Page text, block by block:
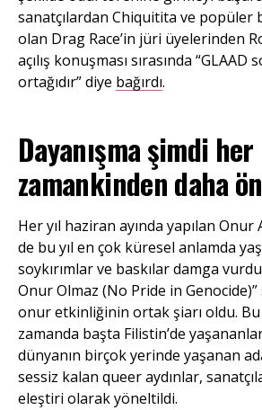
sanatçılardan Chiquitita ve popüler
olan Drag Race’in jüri üyelerinden
açılış konuşması sırasında “GLAAD
ortağıdır” diye bağırdı.
Dayanışma şimdi her
zamankinden daha
Her yıl haziran ayında yapılan
de bu yıl en çok küresel anlamda
soykırımlar ve baskılar damga
Onur Olmaz (No Pride in
onur etkinliğinin ortak şiarı oldu. Bu
zamanda başta Filistin’de
dünyanın birçok yerinde yaşanan
sessiz kalan queer aydınlar,
eleştiri olarak yöneltildi.